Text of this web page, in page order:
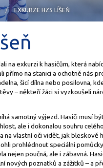
EXKURZE HZS LÍŠEŇ
na exkurzi k hasičům, která
na stanici a ochotně nás
šicí dílna nebo posilovna,
– někteří žáci si vyzkoušeli
samotný výjezd. Hasiči musí
ale i dokonalou souhru
vlastní oči vidět, jak bleskově
prohlédnout speciální
nejen poučná, ale i zábavná.
nových poznatků a zážitků – a